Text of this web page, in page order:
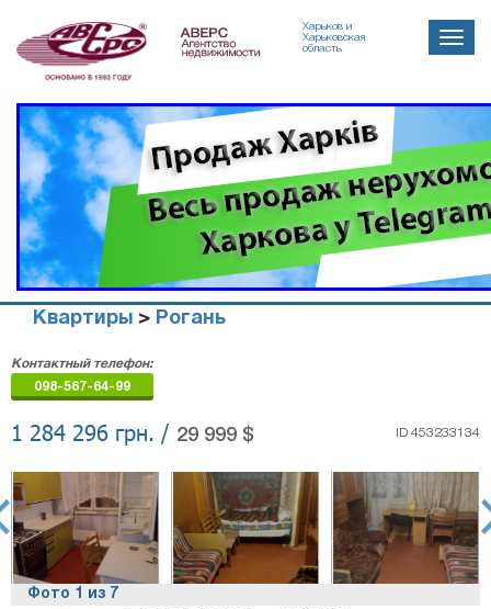
Харьков и
Харьковская
область
Toggle
Квартиры > Рогань
недвижимости
"Аверс"
Контактный телефон:
098-567-64-99
1 284 296 грн. / 29 999 $ ID 453233134
Фото 1 из 7